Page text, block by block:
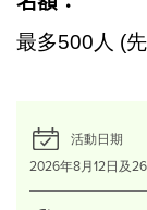
最多500人 (
活動日期
2026年8月12日及